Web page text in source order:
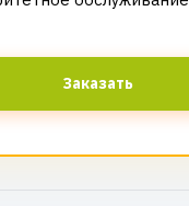
Заказать